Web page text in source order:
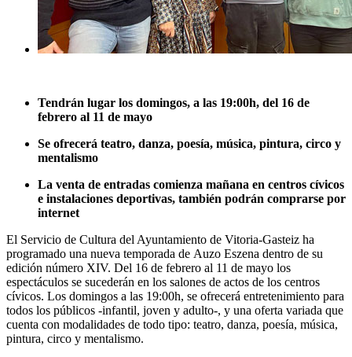
Tendrán lugar los domingos, a las 19:00h, del 16 de
febrero al 11 de mayo
Se ofrecerá teatro, danza, poesía, música, pintura, circo y
mentalismo
La venta de entradas comienza mañana en centros cívicos
e instalaciones deportivas, también podrán comprarse por
internet
El Servicio de Cultura del Ayuntamiento de Vitoria-Gasteiz ha
programado una nueva temporada de Auzo Eszena dentro de su
edición número XIV. Del 16 de febrero al 11 de mayo los
espectáculos se sucederán en los salones de actos de los centros
cívicos. Los domingos a las 19:00h, se ofrecerá entretenimiento para
todos los públicos -infantil, joven y adulto-, y una oferta variada que
cuenta con modalidades de todo tipo: teatro, danza, poesía, música,
pintura, circo y mentalismo.